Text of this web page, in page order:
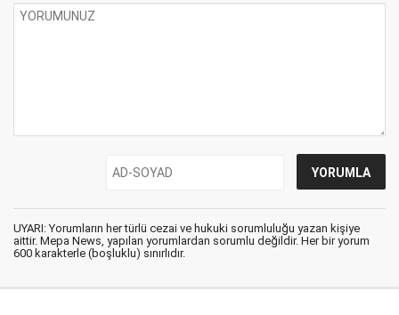
UYARI: Yorumların her türlü cezai ve hukuki sorumluluğu yazan kişiye
aittir. Mepa News, yapılan yorumlardan sorumlu değildir. Her bir yorum
600 karakterle (boşluklu) sınırlıdır.